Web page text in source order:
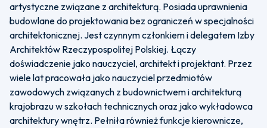
artystyczne związane z architekturą. Posiada uprawnienia
budowlane do projektowania bez ograniczeń w specjalności
architektonicznej. Jest czynnym członkiem i delegatem Izby
Architektów Rzeczypospolitej Polskiej. Łączy
doświadczenie jako nauczyciel, architekt i projektant. Przez
wiele lat pracowała jako nauczyciel przedmiotów
zawodowych związanych z budownictwem i architekturą
krajobrazu w szkołach technicznych oraz jako wykładowca
architektury wnętrz. Pełniła również funkcje kierownicze,